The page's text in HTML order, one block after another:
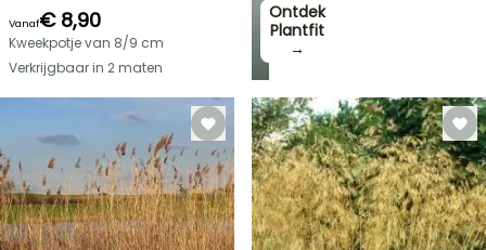
Ontdek
Plantfit
→
Vanaf€ 8,90
Kweekpotje van 8/9 cm
Verkrijgbaar in 2 maten